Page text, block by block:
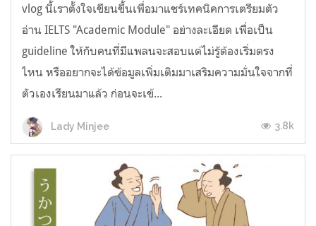
vlog นี้เราตั้งใจเขียนขึ้นเพื่อมาแชร์เทคนิคการเตรียมตัว
อ่าน IELTS "Academic Module" อย่างละเอียด เพื่อเป็น
guideline ให้กับคนที่มีแพลนจะสอบแต่ไม่รู้ต้องเริ่มตรง
ไหน หรืออยากจะได้ข้อมูลเพิ่มเติมมาเสริมความมั่นใจจากที่
ตัวเองเรียนมาแล้ว ก่อนจะเข้...
Lady Minjee 3.8k